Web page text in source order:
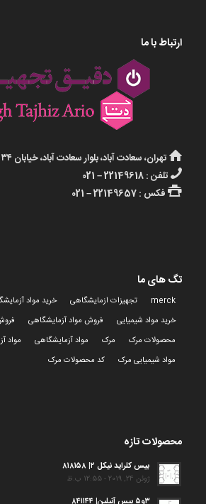
ارتباط با ما
تهران، سعادت آباد، بلوار سعادت آباد، خیابان ۳۴ ام، پلاک ۷۶، واحد ۱۴
تلفن : 22149618 – 021
فکس : 22149657 – 021
تگ های ما
merck تجهیزات ازمایشگاهی
خرید مواد
خرید مواد شیمیایی
فروش مواد آزمایشگاهی
محصولات مرک
مرک مواد آزمایشگاهی
مواد
مواد شیمیایی مرک
کد محصولات مرک
محصولات تازه
بیس کلراید نیکل ۲| ۸۱۸۱۵۸
ژوئن 24, 2019 - 12:55 ب.ظ
۳و۵ بیس آنیلین| ۸۴۱۱۴۴